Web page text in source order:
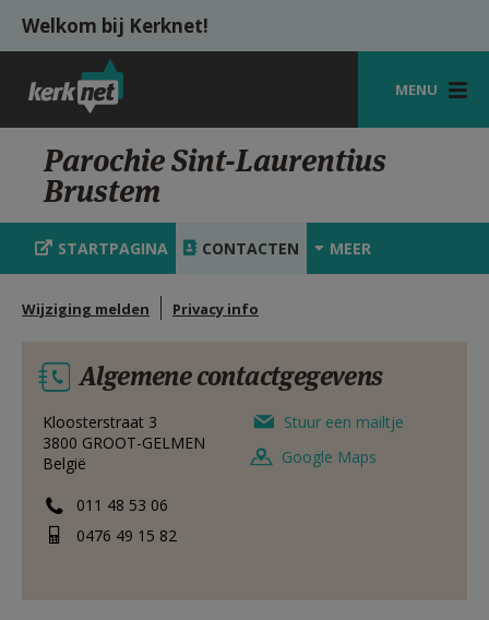
Overslaan en naar de inhoud gaan
Welkom bij Kerknet!
MENU
STARTPAGINA
KERK
VIERINGEN
HULP
MIJN PAROCHIE
AANMELDEN OF REGISTREREN
Parochie Sint-Laurentius
Brustem
STARTPAGINA CONTACTEN MEER
Wijziging melden Privacy info
Algemene contactgegevens
Kloosterstraat 3
3800 GROOT-GELMEN
België
011 48 53 06
0476 49 15 82
Stuur een mailtje
Google Maps